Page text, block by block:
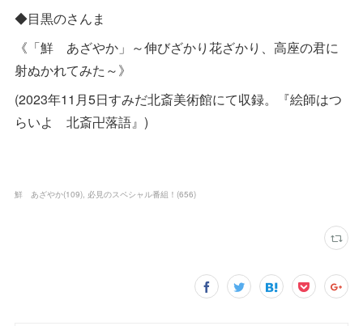
◆目黒のさんま
《「鮮 あざやか」～伸びざかり花ざかり、高座の君に
射ぬかれてみた～》
(2023年11月5日すみだ北斎美術館にて収録。『絵師はつ
らいよ 北斎卍落語』)
鮮 あざやか(109) 必見のスペシャル番組！ (656)